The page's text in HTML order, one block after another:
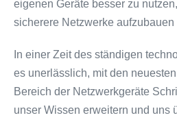
eigenen Geräte besser zu
sicherere Netzwerke aufzubauen
In einer Zeit des ständigen
es unerlässlich, mit den
Bereich der Netzwerkgeräte
unser Wissen erweitern und uns